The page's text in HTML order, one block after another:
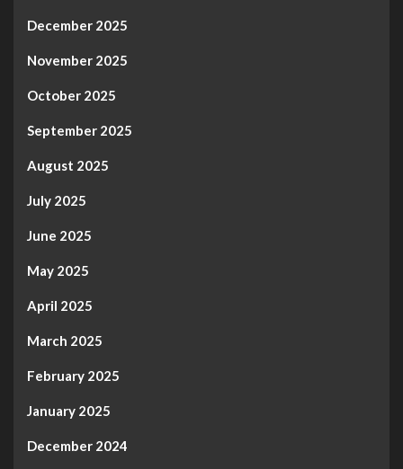
December 2025
November 2025
October 2025
September 2025
August 2025
July 2025
June 2025
May 2025
April 2025
March 2025
February 2025
January 2025
December 2024